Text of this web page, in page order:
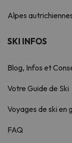
Alpes
SKI INFOS
Blog, Infos et
Votre Guide de Ski
Voyages de ski en
FAQ